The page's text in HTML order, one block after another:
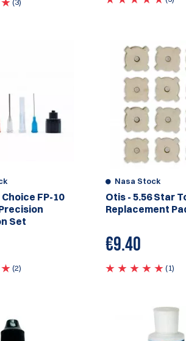
FP-10
Set
(2)
Nasa Stock
Otis - 5.56 Star
Replacement
€9.40
(1)